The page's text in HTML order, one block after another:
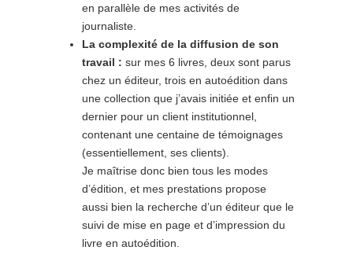
en parallèle de mes activités de
journaliste.
La complexité de la diffusion de son
travail : sur mes 6 livres, deux sont parus
chez un éditeur, trois en autoédition dans
une collection que j’avais initiée et enfin un
dernier pour un client institutionnel,
contenant une centaine de témoignages
(essentiellement, ses clients).
Je maîtrise donc bien tous les modes
d’édition, et mes prestations propose
aussi bien la recherche d’un éditeur que le
suivi de mise en page et d’impression du
livre en autoédition.